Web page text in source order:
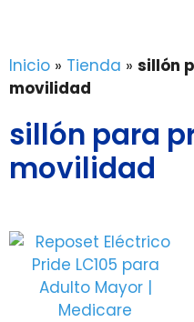
contenido
Inicio » Tienda » sillón
movilidad
sillón para
movilidad